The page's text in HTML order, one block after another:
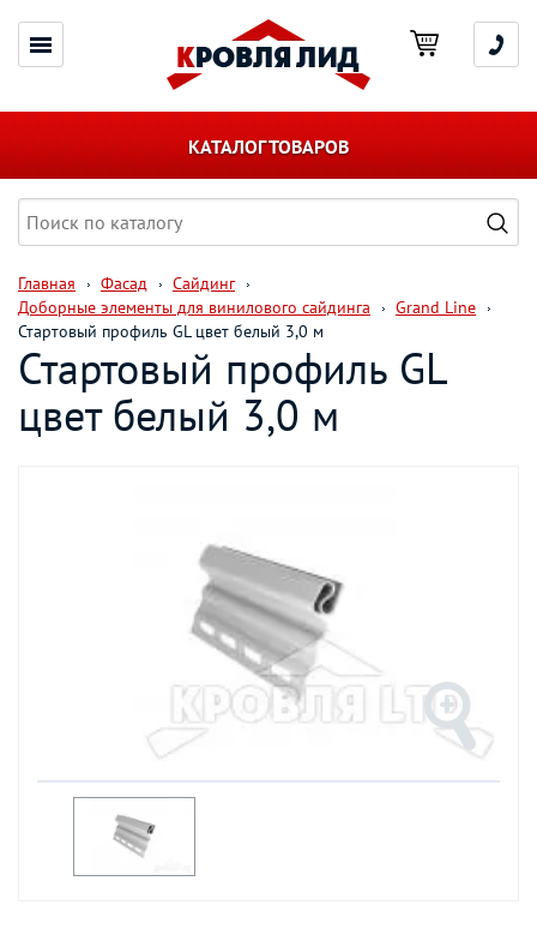
КАТАЛОГ ТОВАРОВ
Главная Фасад
Сайдинг
Доборные элементы для винилового сайдинга
Grand Line
Стартовый профиль GL цвет белый 3,0 м
Стартовый профиль GL
цвет белый 3,0 м